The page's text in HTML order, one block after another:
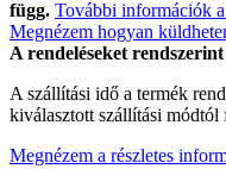
függ. További információk
Megnézem hogyan
A rendeléseket
A szállítási idő a termék
kiválasztott szállítási módtól
Megnézem a részletes